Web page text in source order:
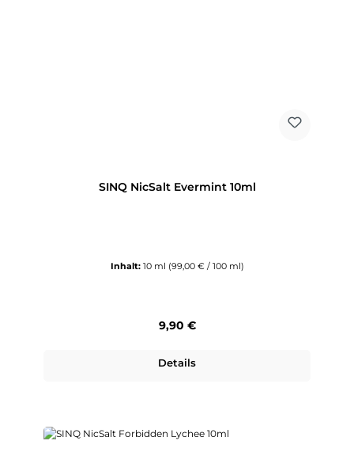
SINQ NicSalt Evermint 10ml
Inhalt: 10 ml (99,00 € / 100 ml)
Regulärer Preis:
9,90 €
Details